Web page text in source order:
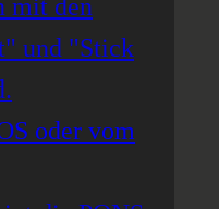
oder vom